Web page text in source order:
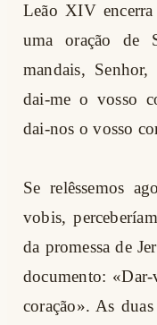
Leão XIV
uma oração de
mandais,
dai-me o vosso
dai-nos o vosso
Se relêssemos
vobis,
da promessa de
documento:
coração». As